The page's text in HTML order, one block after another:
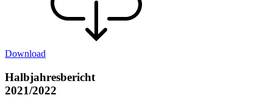
Download
Halbjahresbericht
2021/2022